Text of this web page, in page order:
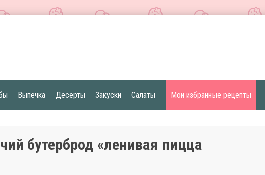
Выпечка Десерты Закуски Салаты Мои избранные рецепты
бутерброд «ленивая пицца